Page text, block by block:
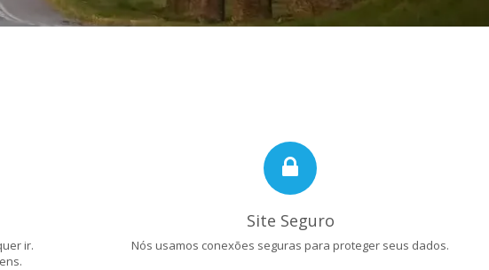
ir.
Site Seguro
Nós usamos conexões seguras para proteger seus dados.